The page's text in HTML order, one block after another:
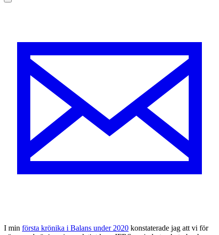
I min första krönika i Balans under 2020 konstaterade jag att vi för